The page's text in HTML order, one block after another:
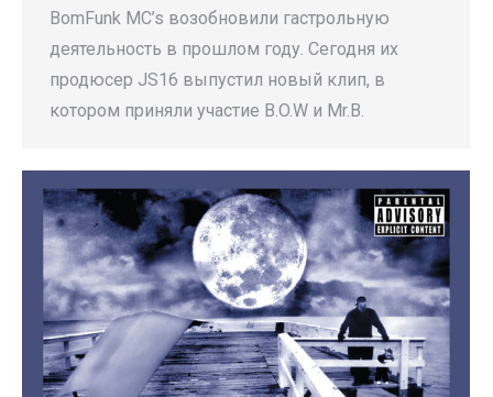
BomFunk MC’s возобновили гастрольную
деятельность в прошлом году. Сегодня их
продюсер JS16 выпустил новый клип, в
котором приняли участие B.O.W и Mr.B.